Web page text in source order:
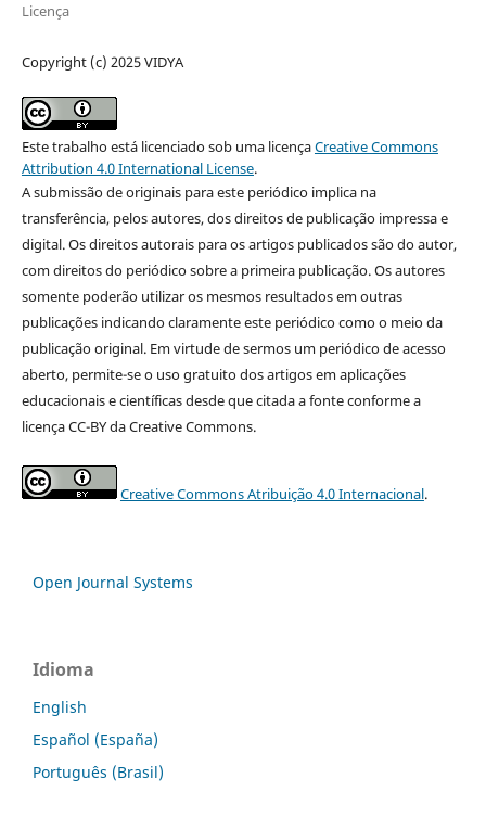
Licença
Copyright (c) 2025 VIDYA
Este trabalho está licenciado sob uma licençaCreative Commons
Attribution 4.0 International License.
A submissão de originais para este periódico implica na
transferência, pelos autores, dos direitos de publicação impressa e
digital. Os direitos autorais para os artigos publicados são do autor,
com direitos do periódico sobre a primeira publicação. Os autores
somente poderão utilizar os mesmos resultados em outras
publicações indicando claramente este periódico como o meio da
publicação original. Em virtude de sermos um periódico de acesso
aberto, permite-se o uso gratuito dos artigos em aplicações
educacionais e científicas desde que citada a fonte conforme a
licença CC-BY da Creative Commons.
Creative Commons Atribuição 4.0 Internacional.
Open Journal Systems
Idioma
English
Español (España)
Português (Brasil)